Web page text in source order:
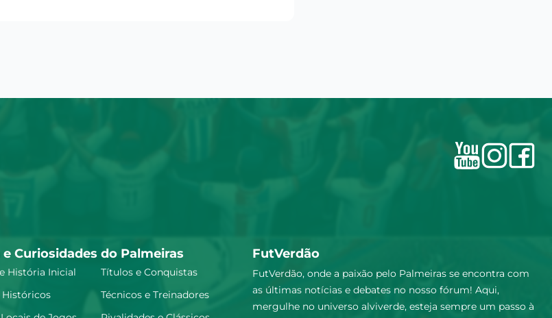
Curiosidades do Palmeiras
História Inicial
Títulos e Conquistas
Históricos
Técnicos e Treinadores
FutVerdão
FutVerdão, onde a paixão pelo Palmeiras se encontra com
as últimas notícias e debates no nosso fórum! Aqui,
mergulhe no universo alviverde, esteja sempre um passo à